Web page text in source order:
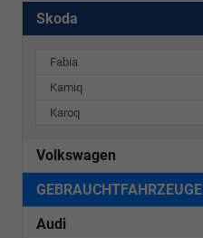
Skoda
Fabia
Kamiq
Karoq
Volkswagen
GEBRAUCHTFAHRZEUGE
Audi